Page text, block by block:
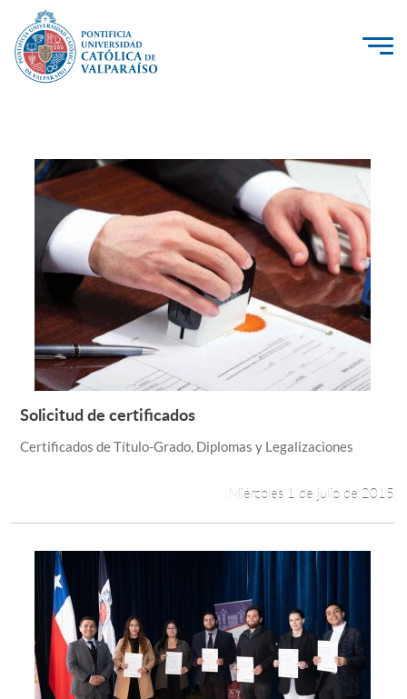
PUCV Internacional
Vinculación con el Medio
Admisión
Pregrado
Postgrado
Formación Continua
Estudiantes
Funcionarios
Alumni
English
Solicitud de certificados
Certificados de Título-Grado, Diplomas y Legalizaciones
Miércoles 1 de julio de 2015